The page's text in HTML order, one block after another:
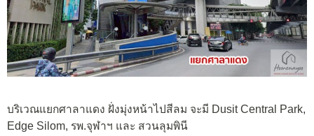
บริเวณแยกศาลาแดง ฝั่งมุ่งหน้าไปสีลม จะมี Dusit Central Park,
Edge Silom, รพ.จุฬาฯ และ สวนลุมพินี